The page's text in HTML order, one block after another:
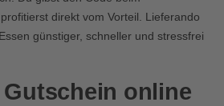
direkt vom Vorteil. Lieferando
günstiger, schneller und stressfrei
online